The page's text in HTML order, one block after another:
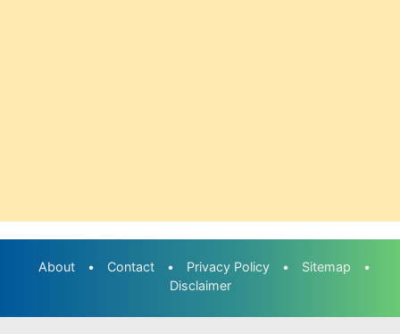
About • Contact • Privacy Policy • Sitemap
•
Disclaimer